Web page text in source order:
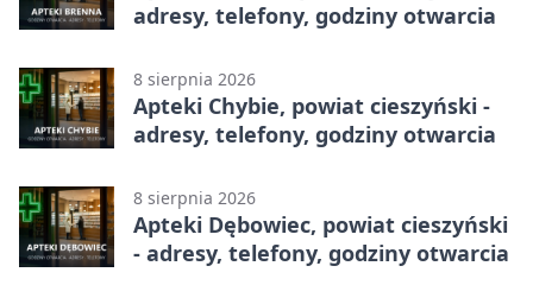
adresy, telefony, godziny otwarcia
8 sierpnia 2026
Apteki Chybie, powiat cieszyński -
adresy, telefony, godziny otwarcia
8 sierpnia 2026
Apteki Dębowiec, powiat cieszyński
- adresy, telefony, godziny otwarcia